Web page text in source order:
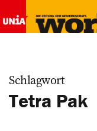
Schlagwort
Tetra Pak